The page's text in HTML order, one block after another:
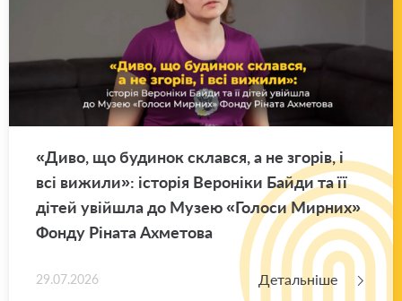
«Диво, що бу­ди­нок склав­ся, а не зго­рів, і
всі ви­жи­ли»: істо­рія Ве­ро­ні­ки Байди та її
дітей уві­йшла до Музею «Го­ло­си Мир­них»
Фонду Рі­на­та Ахме­то­ва
29.07.2026 Детальніше